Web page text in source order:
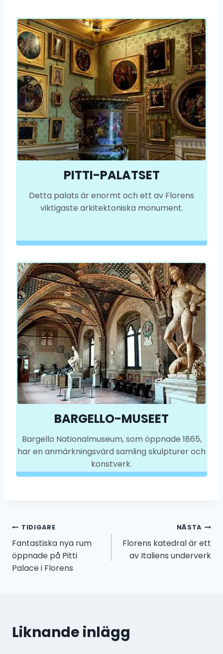
PITTI-PALATSET
Detta palats är enormt och ett av Florens
viktigaste arkitektoniska monument.
BARGELLO-MUSEET
Bargello Nationalmuseum, som öppnade 1865,
har en anmärkningsvärd samling skulpturer och
konstverk.
Inläggsnavigering
TIDIGARE
Fantastiska nya rum
öppnade på Pitti
Palace i Florens
NÄSTA
Florens katedral är ett
av Italiens underverk
Liknande inlägg